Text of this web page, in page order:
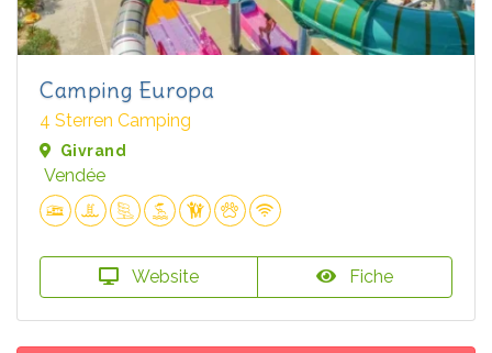
Camping Europa
4 Sterren Camping
Givrand
Vendée
Website Fiche